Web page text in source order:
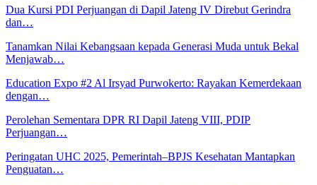
Dua Kursi PDI Perjuangan di Dapil Jateng IV Direbut Gerindra
dan…
Tanamkan Nilai Kebangsaan kepada Generasi Muda untuk Bekal
Menjawab…
Education Expo #2 Al Irsyad Purwokerto: Rayakan Kemerdekaan
dengan…
Perolehan Sementara DPR RI Dapil Jateng VIII, PDIP
Perjuangan…
Peringatan UHC 2025, Pemerintah–BPJS Kesehatan Mantapkan
Penguatan…